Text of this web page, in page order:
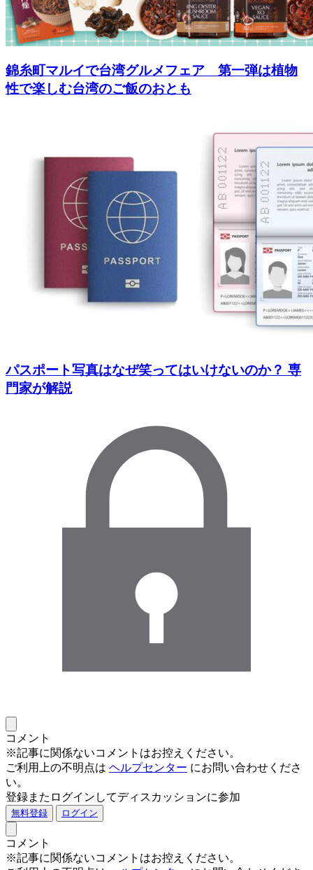
錦糸町マルイで台湾グルメフェア 第一弾は植物
性で楽しむ台湾のご飯のおとも
パスポート写真はなぜ笑ってはいけないのか？ 専
門家が解説
コメント
※記事に関係ないコメントはお控えください。
ご利用上の不明点は ヘルプセンター にお問い合わせくださ
い。
登録またログインしてディスカッションに参加
無料登録 ログイン
コメント
※記事に関係ないコメントはお控えください。